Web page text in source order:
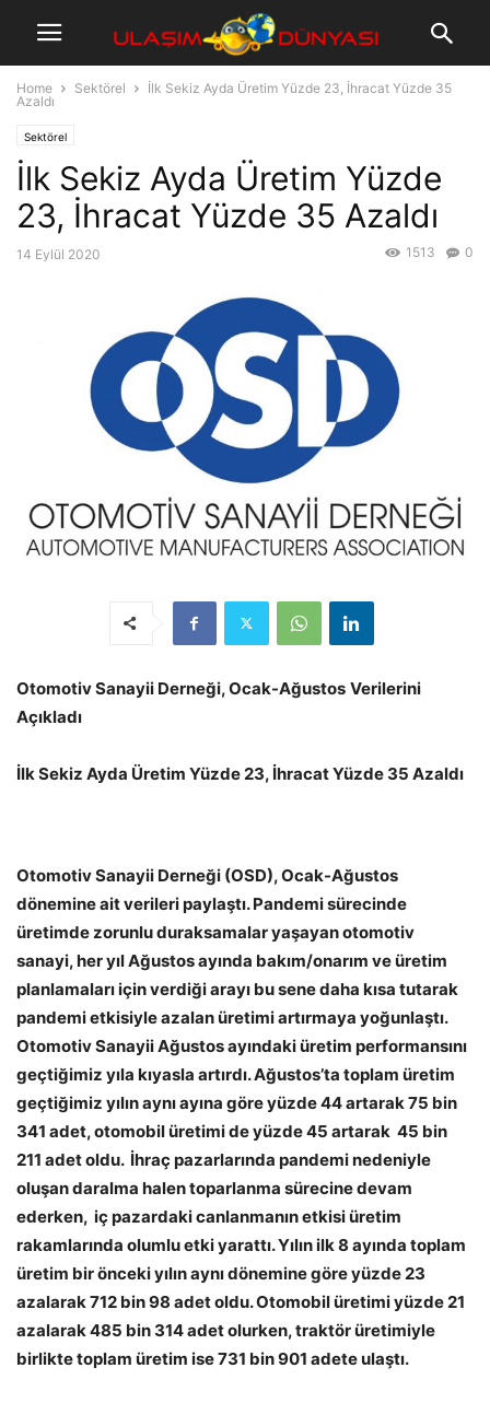
Home Sektörel
İlk Sekiz Ayda Üretim Yüzde 23, İhracat Yüzde 35
Azaldı
Sektörel
İlk Sekiz Ayda Üretim Yüzde
23, İhracat Yüzde 35 Azaldı
14 Eylül 2020 0
1513
Otomotiv Sanayii Derneği, Ocak-Ağustos Verilerini
Açıkladı
İlk Sekiz Ayda Üretim Yüzde 23, İhracat Yüzde 35 Azaldı
Otomotiv Sanayii Derneği (OSD), Ocak-Ağustos
dönemine ait verileri paylaştı. Pandemi sürecinde
üretimde zorunlu duraksamalar yaşayan otomotiv
sanayi, her yıl Ağustos ayında bakım/onarım ve üretim
planlamaları için verdiği arayı bu sene daha kısa tutarak
pandemi etkisiyle azalan üretimi artırmaya yoğunlaştı.
Otomotiv Sanayii Ağustos ayındaki üretim performansını
geçtiğimiz yıla kıyasla artırdı. Ağustos’ta toplam üretim
geçtiğimiz yılın aynı ayına göre yüzde 44 artarak 75 bin
341 adet, otomobil üretimi de yüzde 45 artarak 45 bin
211 adet oldu. İhraç pazarlarında pandemi nedeniyle
oluşan daralma halen toparlanma sürecine devam
ederken, iç pazardaki canlanmanın etkisi üretim
rakamlarında olumlu etki yarattı. Yılın ilk 8 ayında toplam
üretim bir önceki yılın aynı dönemine göre yüzde 23
azalarak 712 bin 98 adet oldu. Otomobil üretimi yüzde 21
azalarak 485 bin 314 adet olurken, traktör üretimiyle
birlikte toplam üretim ise 731 bin 901 adete ulaştı.